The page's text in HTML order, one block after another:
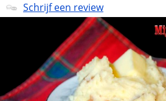
Schrijf een review